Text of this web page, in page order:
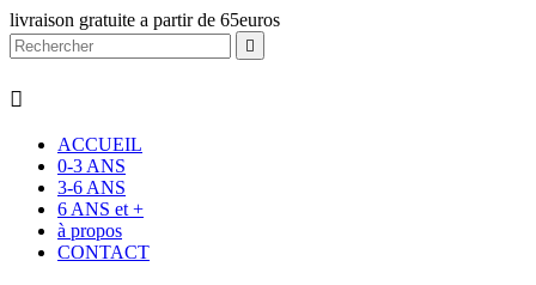
livraison gratuite a partir de 65euros


ACCUEIL
0-3 ANS
3-6 ANS
6 ANS et +
à propos
CONTACT